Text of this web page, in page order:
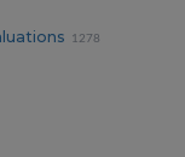
1278